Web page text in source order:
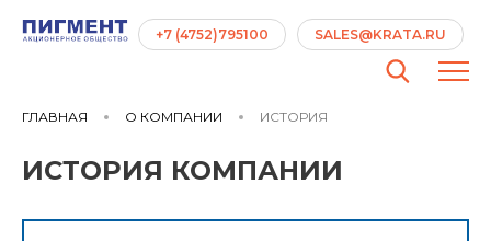
+7 (4752)795100 SALES@KRATA.RU
ГЛАВНАЯ О КОМПАНИИ ИСТОРИЯ
ИСТОРИЯ КОМПАНИИ